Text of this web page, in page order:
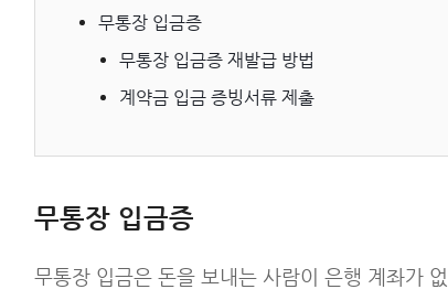
무통장 입금증
무통장 입금증 재발급 방법
계약금 입금 증빙서류 제출
무통장 입금증
무통장 입금은 돈을 보내는 사람이 은행 계좌가